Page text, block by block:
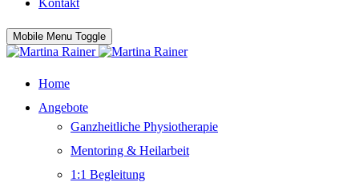
Kontakt
Mobile Menu Toggle
Home
Angebote
Ganzheitliche Physiotherapie
Mentoring & Heilarbeit
1:1 Begleitung